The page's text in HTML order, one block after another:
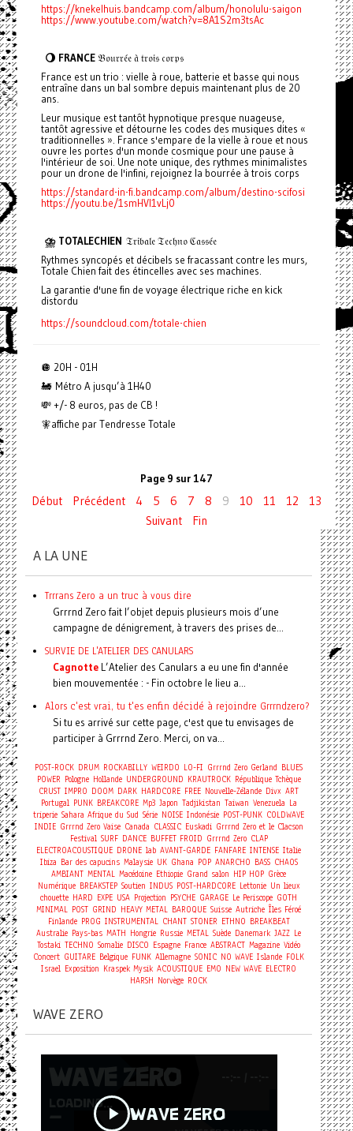
https://knekelhuis.bandcamp.com/album/honolulu-saigon
https://www.youtube.com/watch?v=8A1S2m3tsAc
🌖 FRANCE𝔅𝔬𝔲𝔯𝔯𝔢́𝔢 𝔞̀ 𝔱𝔯𝔬𝔦𝔰 𝔠𝔬𝔯𝔭𝔰
France est un trio : vielle à roue, batterie et basse qui nous
entraîne dans un bal sombre depuis maintenant plus de 20
ans.
Leur musique est tantôt hypnotique presque nuageuse,
tantôt agressive et détourne les codes des musiques dites «
traditionnelles ». France s'empare de la vielle à roue et nous
ouvre les portes d'un monde cosmique pour une pause à
l'intérieur de soi. Une note unique, des rythmes minimalistes
pour un drone de l'infini, rejoignez la bourrée à trois corps
https://standard-in-fi.bandcamp.com/album/destino-scifosi
https://youtu.be/1smHVI1vLj0
⛈️ TOTALECHIEN 𝔗𝔯𝔦𝔟𝔞𝔩𝔢 𝔗𝔢𝔠𝔥𝔫𝔬 ℭ𝔞𝔰𝔰𝔢́𝔢
Rythmes syncopés et décibels se fracassant contre les murs,
Totale Chien fait des étincelles avec ses machines.
La garantie d'une fin de voyage électrique riche en kick
distordu
https://soundcloud.com/totale-chien
🪩 20H - 01H
🚂 Métro A jusqu’à 1H40
💸 +/- 8 euros, pas de CB !
🧚affiche par Tendresse Totale
Page 9 sur 147
Début Précédent 4 5 6 7 8 9 10 11 12
13
Suivant
Fin
A LA UNE
Trrrans Zero a un truc à vous dire
Grrrnd Zero fait l’objet depuis plusieurs mois d’une
campagne de dénigrement, à travers des prises de...
SURVIE DE L'ATELIER DES CANULARS
CagnotteL’Atelier des Canulars a eu une fin d'année
bien mouvementée : - Fin octobre le lieu a...
Alors c'est vrai, tu t'es enfin décidé à rejoindre Grrrndzero?
Si tu es arrivé sur cette page, c'est que tu envisages de
participer à Grrrnd Zero. Merci, on va...
POST-ROCK DRUM ROCKABILLY WEIRDO LO-FI Grrrnd Zero Gerland BLUES
POWER Pologne Hollande UNDERGROUND KRAUTROCK République Tchèque
CRUST IMPRO DOOM DARK HARDCORE FREE Nouvelle-Zélande Divx ART
Portugal PUNK BREAKCORE Mp3 Japon Tadjikistan Taiwan Venezuela La
triperie Sahara Afrique du Sud Série NOISE Indonésie POST-PUNK COLDWAVE
INDIE Grrrnd Zero Vaise Canada CLASSIC Euskadi Grrrnd Zero et le Clacson
Festival SURF DANCE BUFFET FROID Grrrnd Zero CLAP
ELECTROACOUSTIQUE DRONE lab AVANT-GARDE FANFARE INTENSE Italie
Ibiza Bar des capucins Malaysie UK Ghana POP ANARCHO BASS CHAOS
AMBIANT MENTAL Macédoine Ethiopie Grand salon HIP HOP Grèce
Numérique BREAKSTEP Soutien INDUS POST-HARDCORE Lettonie Un lieux
chouette HARD EXPE USA Projection PSYCHE GARAGE Le Periscope GOTH
MINIMAL POST GRIND HEAVY METAL BAROQUE Suisse Autriche Îles Féroé
Finlande PROG INSTRUMENTAL CHANT STONER ETHNO BREAKBEAT
Australie Pays-bas MATH Hongrie Russie METAL Suède Danemark JAZZ Le
Tostaki TECHNO Somalie DISCO Espagne France ABSTRACT Magazine Vidéo
Concert GUITARE Belgique FUNK Allemagne SONIC NO WAVE Islande FOLK
Israel Exposition Kraspek Mysik ACOUSTIQUE EMO NEW WAVE ELECTRO
HARSH Norvège ROCK
WAVE ZERO